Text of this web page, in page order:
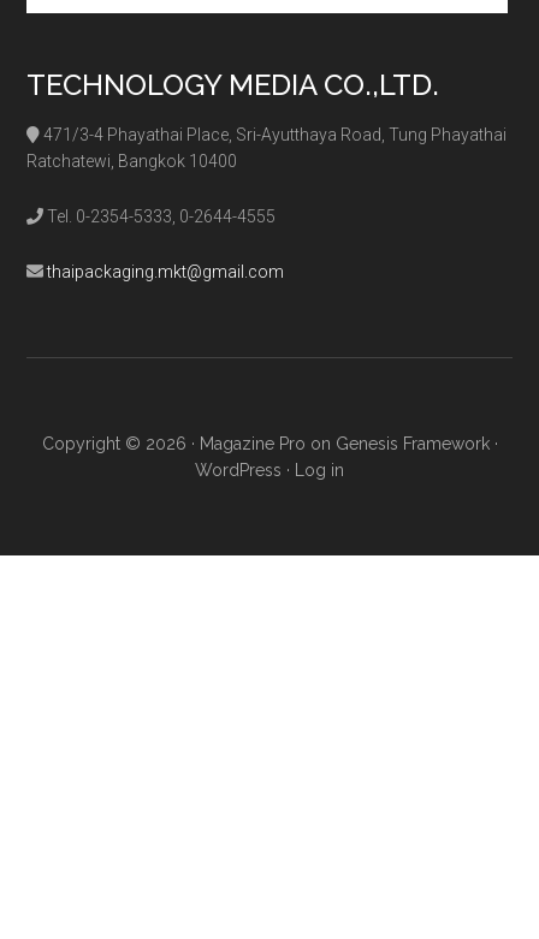
TECHNOLOGY MEDIA CO.,LTD.
471/3-4 Phayathai Place, Sri-Ayutthaya Road, Tung Phayathai
Ratchatewi, Bangkok 10400
Tel. 0-2354-5333, 0-2644-4555
thaipackaging.mkt@gmail.com
Copyright © 2026 · Magazine Pro on Genesis Framework·
WordPress · Log in